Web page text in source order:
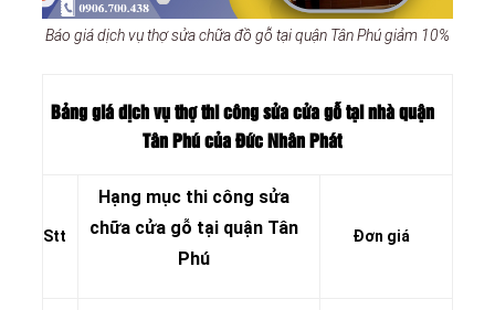
Báo giá dịch vụ thợ sửa chữa đồ gỗ tại quận Tân Phú giảm 10%
Bảng giá dịch vụ thợ thi công sửa cửa gỗ tại nhà quận
Tân Phú của Đức Nhân Phát
Stt
Hạng mục thi công sửa
chữa cửa gỗ tại quận Tân
Phú
Đơn giá